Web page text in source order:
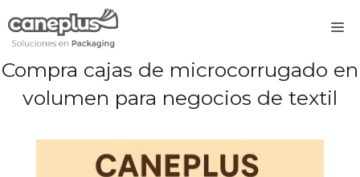
al
Compra cajas de microcorrugado en
volumen para negocios de textil